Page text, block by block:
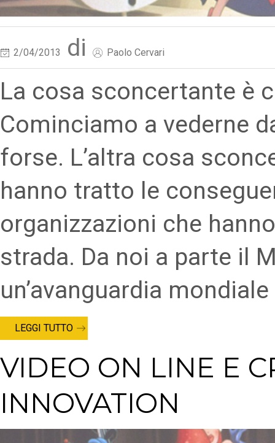
2/04/2013 di Paolo Cervari
La cosa sconcertante è
Cominciamo a vederne
forse. L’altra cosa
hanno tratto le
organizzazioni che
strada. Da noi a parte il
un’avanguardia
LEGGI TUTTO
VIDEO ON LINE E
INNOVATION